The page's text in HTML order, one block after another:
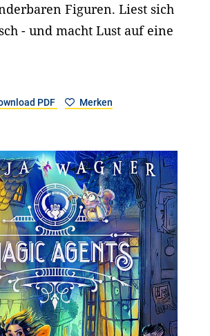
Figuren. Liest sich
- und macht Lust auf eine
PDF Merken